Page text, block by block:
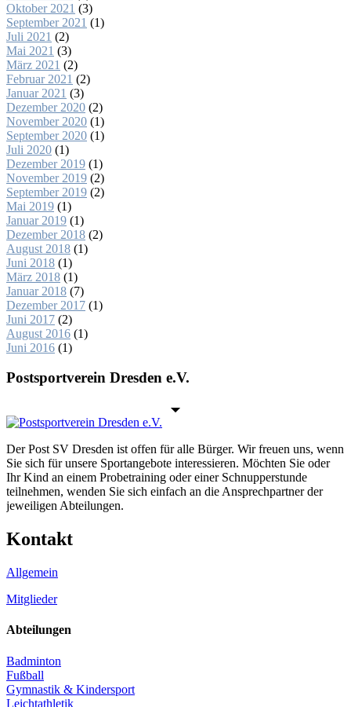
Oktober 2021 (3)
September 2021 (1)
Juli 2021 (2)
Mai 2021 (3)
März 2021 (2)
Februar 2021 (2)
Januar 2021 (3)
Dezember 2020 (2)
November 2020 (1)
September 2020 (1)
Juli 2020 (1)
Dezember 2019 (1)
November 2019 (2)
September 2019 (2)
Mai 2019 (1)
Januar 2019 (1)
Dezember 2018 (2)
August 2018 (1)
Juni 2018 (1)
März 2018 (1)
Januar 2018 (7)
Dezember 2017 (1)
Juni 2017 (2)
August 2016 (1)
Juni 2016 (1)
Postsportverein Dresden e.V.
Der Post SV Dresden ist offen für alle Bürger. Wir freuen uns, wenn
Sie sich für unsere Sportangebote interessieren. Möchten Sie oder
Ihr Kind an einem Probetraining oder einer Schnupperstunde
teilnehmen, wenden Sie sich einfach an die Ansprechpartner der
jeweiligen Abteilungen.
Kontakt
Allgemein
Mitglieder
Abteilungen
Badminton
Fußball
Gymnastik & Kindersport
Leichtathletik